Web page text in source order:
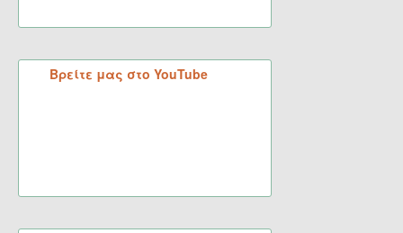
Βρείτε μας στο YouTube